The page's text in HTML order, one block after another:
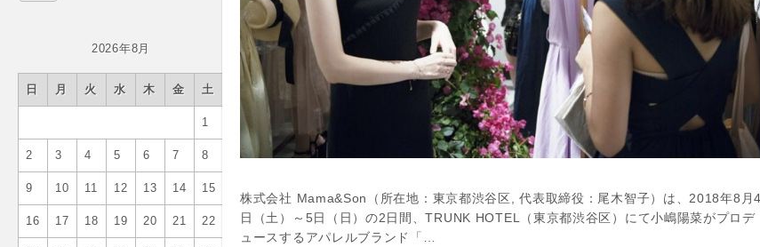
2026年8月
日 月 火 水 木 金 土
1
2 3 4 5 6 7 8
9 10 11 12 13 14 15
16 17 18 19 20 21 22
株式会社 Mama&Son（所在地：東京都渋谷区, 代表取締役：尾木智子）は、2018年8月4
日（土）～5日（日）の2日間、TRUNK HOTEL（東京都渋谷区）にて小嶋陽菜がプロデ
ュースするアパレルブランド「…